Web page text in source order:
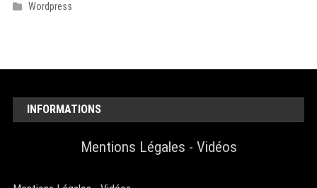
Wordpress
INFORMATIONS
Mentions Légales - Vidéos